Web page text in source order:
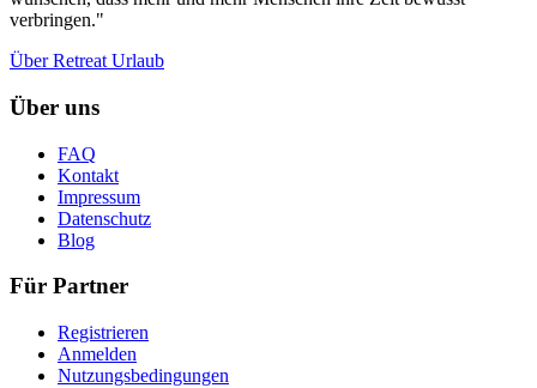
verbringen."
Über Retreat Urlaub
Über uns
FAQ
Kontakt
Impressum
Datenschutz
Blog
Für Partner
Registrieren
Anmelden
Nutzungsbedingungen